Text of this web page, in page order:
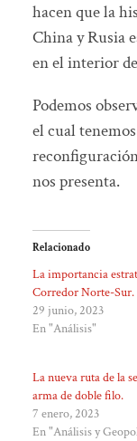
hacen que la
China y Rusia
en el interior
Podemos
el cual
nos presenta.
Relacionado
La importancia
Corredor Norte-Sur.
29 junio, 2023
En "Análisis"
La nueva ruta de la
arma de doble filo.
7 enero, 2023
En "Análisis y